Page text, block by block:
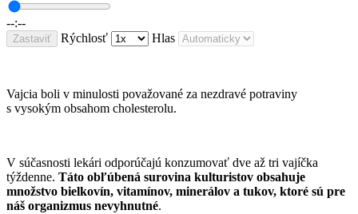
--:--
Zastaviť Rýchlosť Hlas
Vajcia boli v minulosti považované za nezdravé potraviny
s vysokým obsahom cholesterolu.
V súčasnosti lekári odporúčajú konzumovať dve až tri vajíčka
týždenne. Táto obľúbená surovina kulturistov obsahuje
množstvo bielkovín, vitamínov, minerálov a tukov, ktoré sú pre
náš organizmus nevyhnutné.